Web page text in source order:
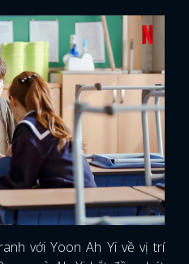
với Yoon Ah Yi về vị trí